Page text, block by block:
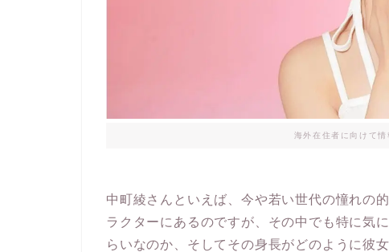
海外在住者に向けて情
中町綾さんといえば、今や若い世代の憧れの
ラクターにあるのですが、その中でも特に気
らいなのか、そしてその身長がどのように彼